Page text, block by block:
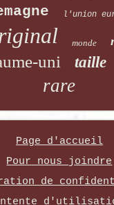
l'union
monde
uni taille
rare
Page d'accueil
Pour nous joindre
de